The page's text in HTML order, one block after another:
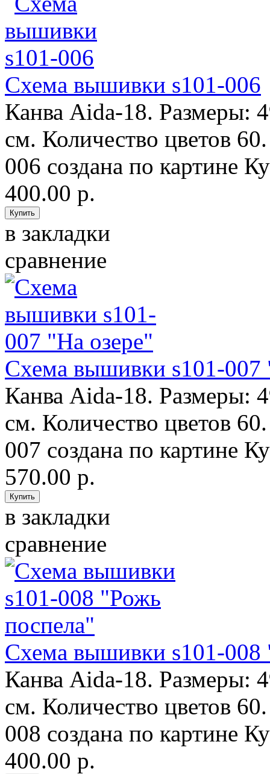
Схема вышивки s101-006
Канва Aida-18. Размеры:
см. Количество цветов
006 создана по картине
400.00 р.
в закладки
сравнение
Схема вышивки s101-007
Канва Aida-18. Размеры:
см. Количество цветов
007 создана по картине
570.00 р.
в закладки
сравнение
Схема вышивки s101-008
Канва Aida-18. Размеры:
см. Количество цветов
008 создана по картине
400.00 р.